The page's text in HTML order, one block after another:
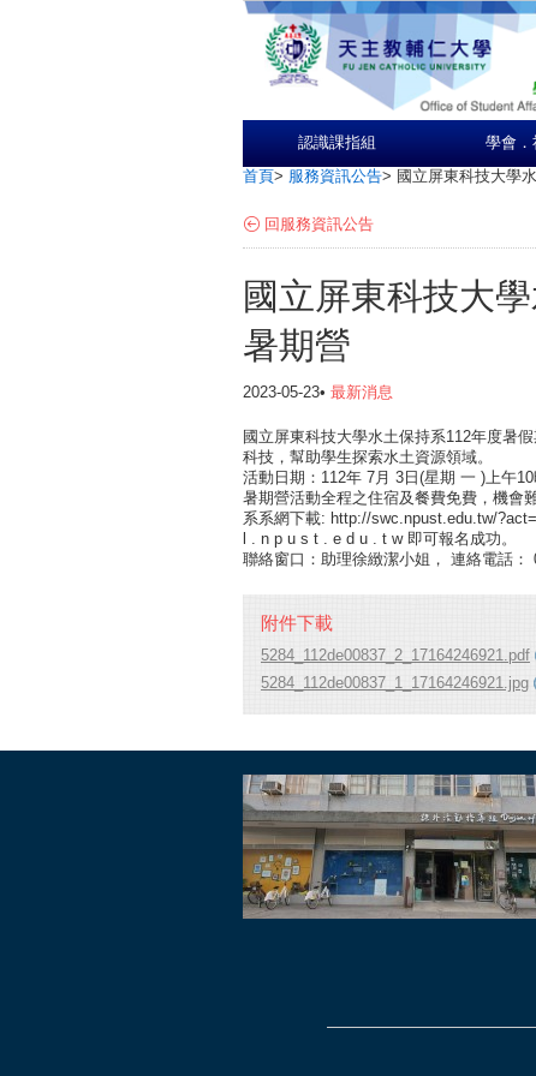
認識課指組 學會．
首頁> 服務資訊公告> 國立屏東科技大學
回服務資訊公告
國立屏東科技大
暑期營
2023-05-23• 最新消息
國立屏東科技大學水土保持系112年度暑
科技，幫助學生探索水土資源領域。
活動日期：112年 7月 3日(星期 一 )上午
暑期營活動全程之住宿及餐費免費，機會
系系網下載: http://swc.npust.edu.tw/
l . n p u s t . e d u . t w 即可報名成功。
聯絡窗口：助理徐緻潔小姐， 連絡電話：
附件下載
5284_112de00837_2_17164246921.pdf
5284_112de00837_1_17164246921.jpg